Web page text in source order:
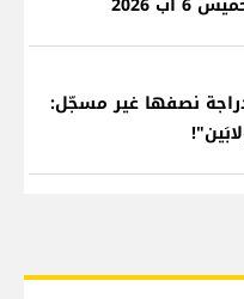
٨٠٠ ألف دراجة نصفها غير مسجّل: